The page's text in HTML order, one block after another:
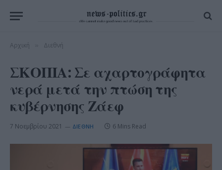
Αρχική Διεθνή
ΣΚΟΠΙΑ: Σε αχαρτογράφητα
νερά μετά την πτώση της
κυβέρνησης Ζάεφ
7 Νοεμβρίου 2021 ΔΙΕΘΝΉ 6 Mins Read